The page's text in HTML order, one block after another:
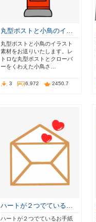
丸型ポストと小鳥のイ…
丸型ポストと小鳥のイラスト
素材をお送りいたします。レ
トロな丸型ポストとクローバ
ーをくわえた小鳥さ…
3 6,972 2450.7
ハートが２つでている…
ハートが２つでているお手紙